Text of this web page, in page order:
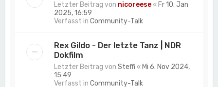
Letzter Beitrag von nicoreese« Fr 10. Jan
2025, 16:59
Verfasst inCommunity-Talk
Rex Gildo - Der letzte Tanz | NDR
Dokfilm
Letzter Beitrag vonSteffi « Mi 6. Nov 2024,
15:49
Verfasst inCommunity-Talk